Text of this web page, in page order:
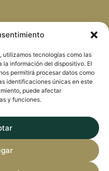
utilizamos tecnologías como las
información del dispositivo. El
permitirá procesar datos como
identificaciones únicas en este
puede afectar
y funciones.